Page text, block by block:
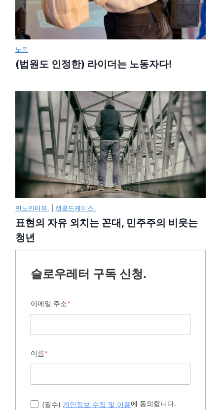
노동
(법원도 인정한) 라이더는 노동자다!
민노인터뷰. 캡콜드케이스.
표현의 자유 외치는 꼰대, 민주주의 비웃는
청년
슬로우레터 구독 신청.
이메일 주소*
이름*
(필수) 개인정보 수집 및 이용에 동의합니다.